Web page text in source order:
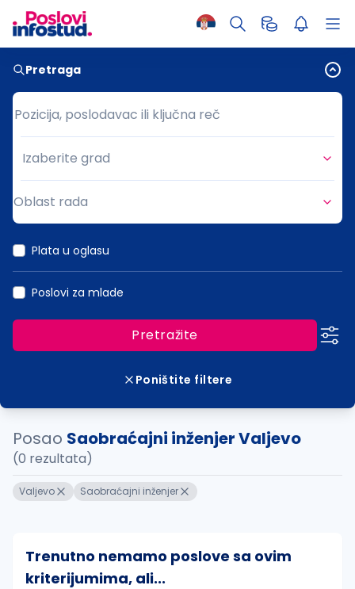
Pretraga
Pozicija, poslodavac ili ključna reč
Pozicija, poslodavac ili ključna reč
Grad
Izaberite grad
Oblast rada
Plata u oglasu
Poslovi za mlade
Pretražite
Poništite filtere
Posao Saobraćajni inženjer Valjevo
(0 rezultata)
Valjevo Saobraćajni inženjer
Trenutno nemamo poslove sa ovim
kriterijumima, ali...